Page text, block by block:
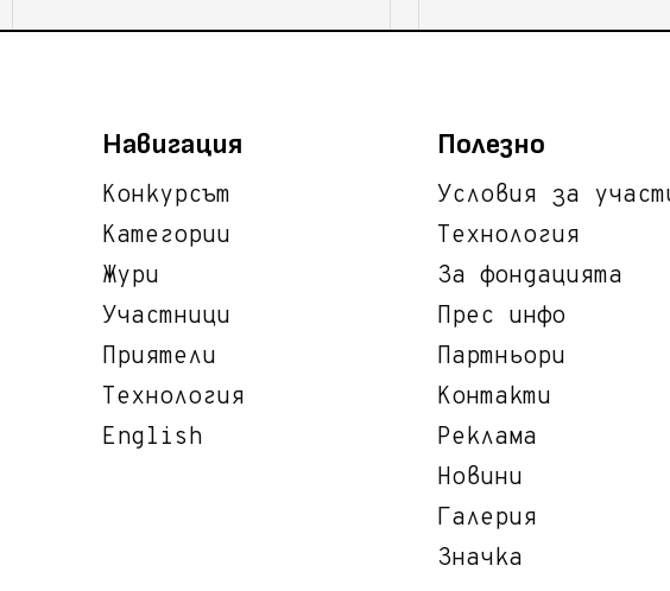
Навигация
Конкурсът
Категории
Жури
Участници
Приятели
Технология
English
Полезно
Условия за
Технология
За фондацията
Прес инфо
Партньори
Контакти
Реклама
Новини
Галерия
Значка